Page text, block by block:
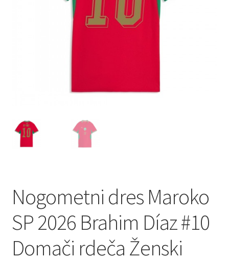
Nogometni dres Maroko
SP 2026 Brahim Díaz #10
Domači rdeča Ženski